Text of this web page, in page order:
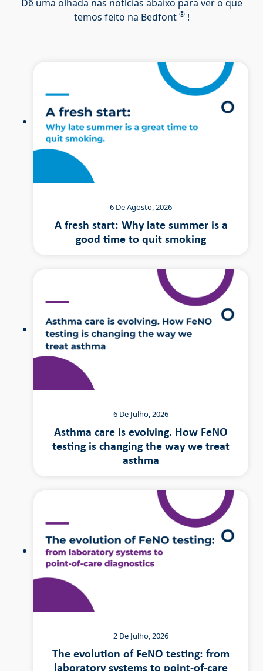
Dê uma olhada nas notícias abaixo para ver o que
temos feito na Bedfont ®!
6 De Agosto, 2026
A fresh start: Why late summer is a
good time to quit smoking
6 De Julho, 2026
Asthma care is evolving. How FeNO
testing is changing the way we treat
asthma
2 De Julho, 2026
The evolution of FeNO testing: from
laboratory systems to point-of-care